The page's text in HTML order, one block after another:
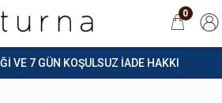
VE 7 GÜN KOŞULSUZ İADE HAKKI
0